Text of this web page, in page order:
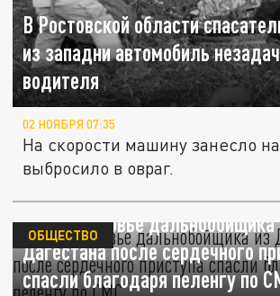
В Ростовской области
из западни автомобиль
водителя
02 НОЯБРЯ 07:35
На скорости машину занесло
выбросило в овраг.
В Подмосковье дальнобойщика
Дагестана после сердечного
спасли благодаря пеленгу по
ОБЩЕСТВО